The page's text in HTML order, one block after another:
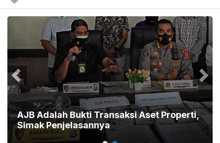
AJB Adalah Bukti Transaksi Aset Properti,
Simak Penjelasannya